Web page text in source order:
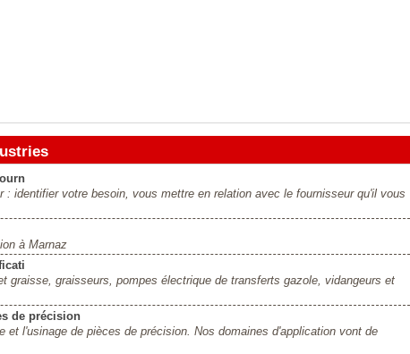
identifier votre besoin, vous mettre en relation avec le fournisseur qu'il vous
à Marnaz
graisse, graisseurs, pompes électrique de transferts gazole, vidangeurs et
de précision
et l'usinage de pièces de précision. Nos domaines d'application vont de